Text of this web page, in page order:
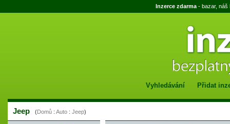
Inzerce zdarma - bazar, náš
Vyhledávání Přidat
Jeep (Domů : Auto : Jeep)